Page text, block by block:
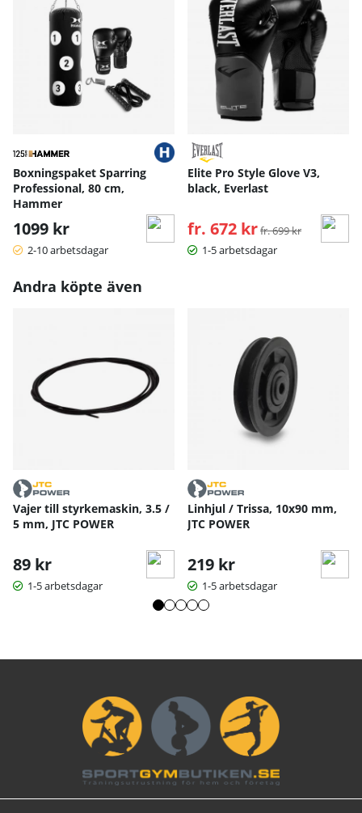
Boxningspaket Sparring
Professional, 80 cm,
Hammer
1099 kr
2-10 arbetsdagar
Elite Pro Style Glove V3,
black, Everlast
fr. 672 kr Ordinarie pris:
fr. 699 kr
1-5 arbetsdagar
Andra köpte även
Vajer till styrkemaskin, 3.5 /
5 mm, JTC POWER
89 kr
1-5 arbetsdagar
Linhjul / Trissa, 10x90 mm,
JTC POWER
219 kr
1-5 arbetsdagar